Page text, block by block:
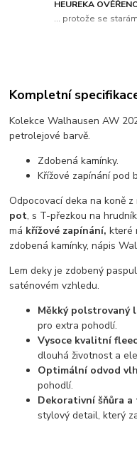
HEUREKA
... protože se
Kompletní
Kolekce Walhausen AW
petrolejové barvě.
Zdobená kamínky.
Křížové zapínání pod
Odpocovací deka na koně
pot, s T-přezkou na
má křížové zapínání, které
zdobená kamínky, nápis
Lem deky je zdobený
saténovém vzhledu.
Měkký polstrovaný
pro extra pohodlí.
Vysoce kvalitní
dlouhá životnost a
Optimální odvod
pohodlí.
Dekorativní šňůra
stylový detail, který